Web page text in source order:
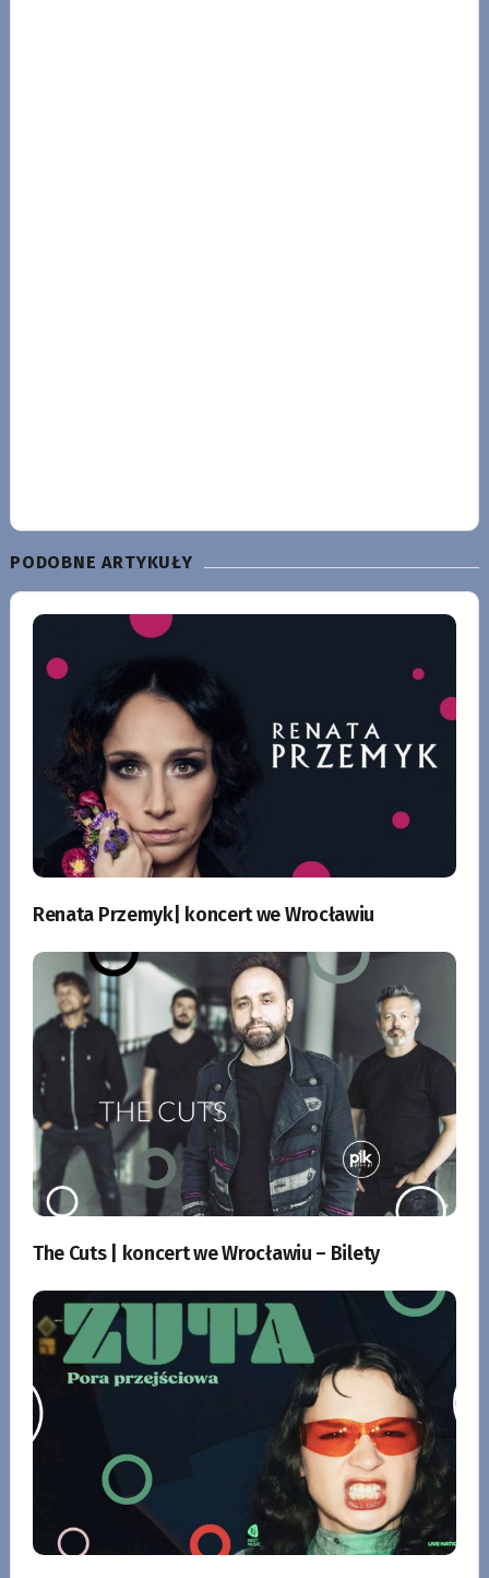
PODOBNE ARTYKUŁY
Renata Przemyk| koncert we Wrocławiu
The Cuts | koncert we Wrocławiu – Bilety